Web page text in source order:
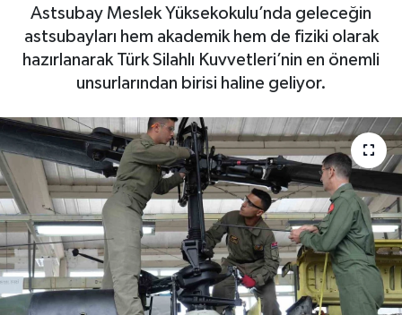
Astsubay Meslek Yüksekokulu’nda geleceğin
astsubayları hem akademik hem de fiziki olarak
hazırlanarak Türk Silahlı Kuvvetleri’nin en önemli
unsurlarından birisi haline geliyor.
HABER
LOJİSTİK
MAGAZİN
OTO DETAY
SAĞLIK
SON DAKİKA
SPOR
Tüm Manşetler
Son Dakika Haberleri
Haber Arşivi